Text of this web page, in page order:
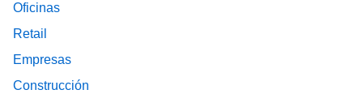
Oficinas
Retail
Empresas
Construcción